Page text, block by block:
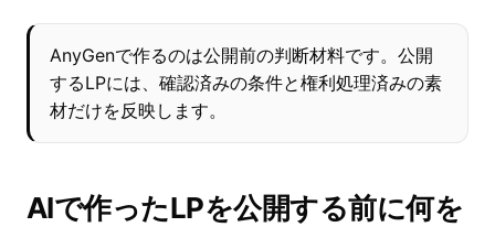
AnyGenで作るのは公開前の判断材料です。公開
するLPには、確認済みの条件と権利処理済みの素
材だけを反映します。
AIで作ったLPを公開する前に何を